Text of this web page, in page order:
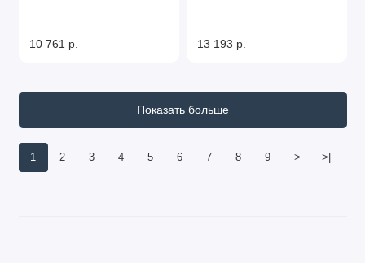
10 761 р. 13 193 р.
1 2 3 4 5 6 7 8 9 > >|
Показать больше